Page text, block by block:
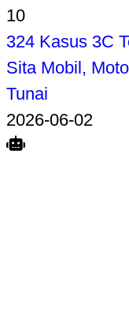
10
324 Kasus 3C
Sita Mobil,
Tunai
2026-06-02